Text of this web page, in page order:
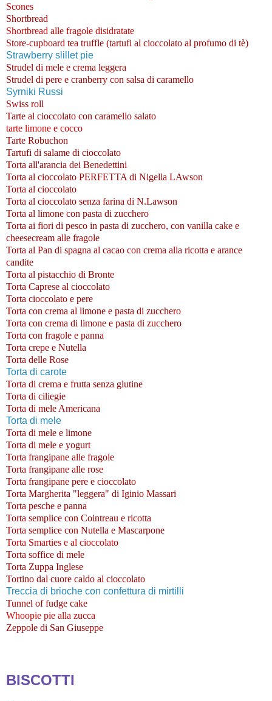
Scones
Shortbread
Shortbread alle fragole disidratate
Store-cupboard tea truffle (tartufi al cioccolato al profumo di tè)
Strawberry slillet pie
Strudel di mele e crema leggera
Strudel di pere e cranberry con salsa di caramello
Syrniki Russi
Swiss roll
Tarte al cioccolato con caramello salato
tarte limone e cocco
Tarte Robuchon
Tartufi di salame di cioccolato
Torta all'arancia dei Benedettini
Torta al cioccolato PERFETTA di Nigella LAwson
Torta al cioccolato
Torta al cioccolato senza farina di N.Lawson
Torta al limone con pasta di zucchero
Torta ai fiori di pesco in pasta di zucchero, con vanilla cake e
cheesecream alle fragole
Torta al Pan di spagna al cacao con crema alla ricotta e arance
candite
Torta al pistacchio di Bronte
Torta Caprese al cioccolato
Torta cioccolato e pere
Torta con crema al limone e pasta di zucchero
Torta con crema di limone e pasta di zucchero
Torta con fragole e panna
Torta crepe e Nutella
Torta delle Rose
Torta di carote
Torta di crema e frutta senza glutine
Torta di ciliegie
Torta di mele Americana
Torta di mele
Torta di mele e limone
Torta di mele e yogurt
Torta frangipane alle fragole
Torta frangipane alle rose
Torta frangipane pere e cioccolato
Torta Margherita "leggera" di Iginio Massari
Torta pesche e panna
Torta semplice con Cointreau e ricotta
Torta semplice con Nutella e Mascarpone
Torta Smarties e al cioccolato
Torta soffice di mele
Torta Zuppa Inglese
Tortino dal cuore caldo al cioccolato
Treccia di brioche con confettura di mirtilli
Tunnel of fudge cake
Whoopie pie alla zucca
Zeppole di San Giuseppe
BISCOTTI